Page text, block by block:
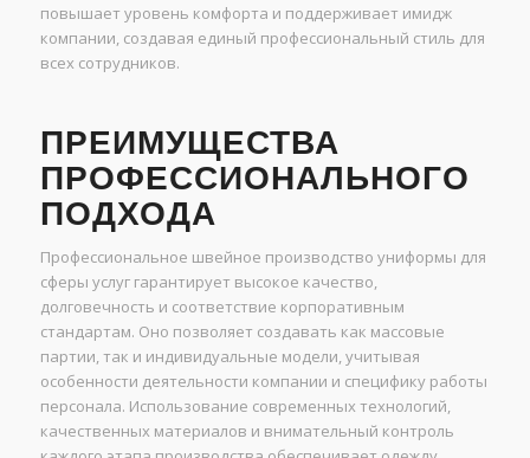
повышает уровень комфорта и поддерживает имидж
компании, создавая единый профессиональный стиль для
всех сотрудников.
ПРЕИМУЩЕСТВА
ПРОФЕССИОНАЛЬНОГО
ПОДХОДА
Профессиональное швейное производство униформы для
сферы услуг гарантирует высокое качество,
долговечность и соответствие корпоративным
стандартам. Оно позволяет создавать как массовые
партии, так и индивидуальные модели, учитывая
особенности деятельности компании и специфику работы
персонала. Использование современных технологий,
качественных материалов и внимательный контроль